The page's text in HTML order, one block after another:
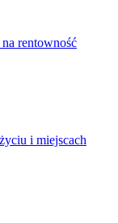
rentowność
i miejscach